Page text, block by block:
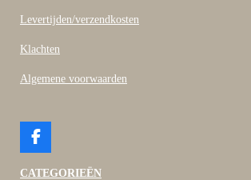
Levertijden/verzendkosten
Klachten
Algemene voorwaarden
F
c
CATEGORIEËN